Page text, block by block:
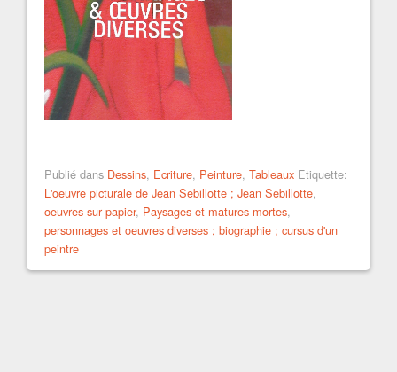
Publié dans Dessins, Ecriture, Peinture, Tableaux Etiquette:
L'oeuvre picturale de Jean Sebillotte ; Jean Sebillotte,
oeuvres sur papier, Paysages et matures mortes,
personnages et oeuvres diverses ; biographie ; cursus d'un
peintre